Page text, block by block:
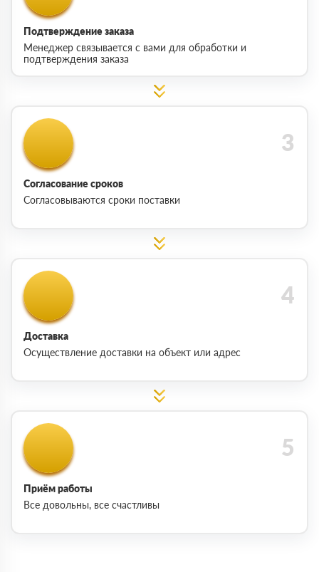
Подтверждение заказа
Менеджер связывается с вами для обработки и
подтверждения заказа
Согласование сроков
Согласовываются сроки поставки
Доставка
Осуществление доставки на объект или адрес
Приём работы
Все довольны, все счастливы